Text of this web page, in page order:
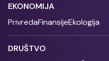
EKONOMIJA
PrivredaFinansijeEkologija
DRUŠTVO